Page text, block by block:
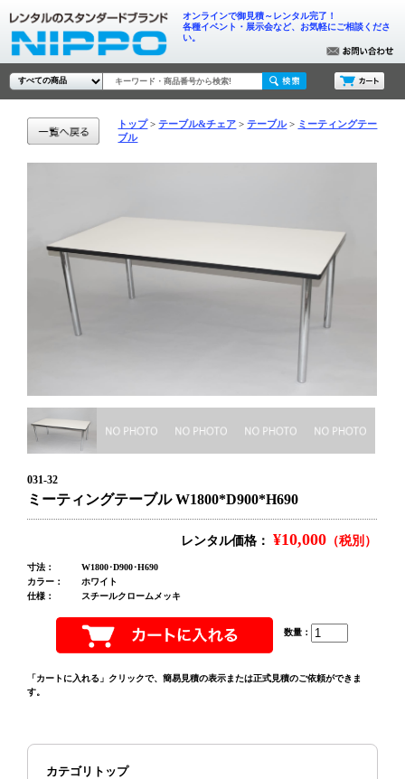
オンラインで御見積～レンタル完了！
各種イベント・展示会など、お気軽にご相談くださ
い。
トップ テーブル&チェア テーブル
ミーティングテー
ブル
031-32
ミーティングテーブル W1800*D900*H690
レンタル価格： ¥10,000 （税別）
寸法：
W1800･D900･H690
カラー：
ホワイト
仕様：
スチールクロームメッキ
数量：
「カートに入れる」クリックで、簡易見積の表示または正式見積のご依頼ができま
す。
カテゴリトップ